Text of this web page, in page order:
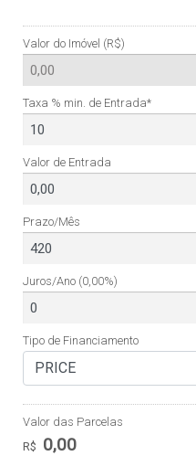
Valor do Imóvel (R$)
Taxa % min. de Entrada*
Valor de Entrada
Prazo/Mês
Juros/Ano (0,00%)
Tipo de Financiamento
PRICE
Valor das Parcelas
R$ 0,00